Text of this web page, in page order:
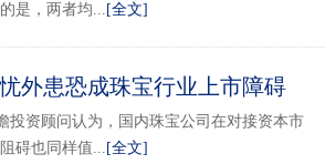
是，两者均... [全文]
外患恐成珠宝行业上市障碍
投资顾问认为，国内珠宝公司在对接资本市
碍也同样值... [全文]